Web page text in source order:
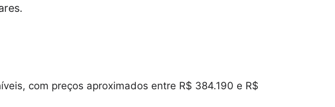
com preços aproximados entre R$ 384.190 e R$